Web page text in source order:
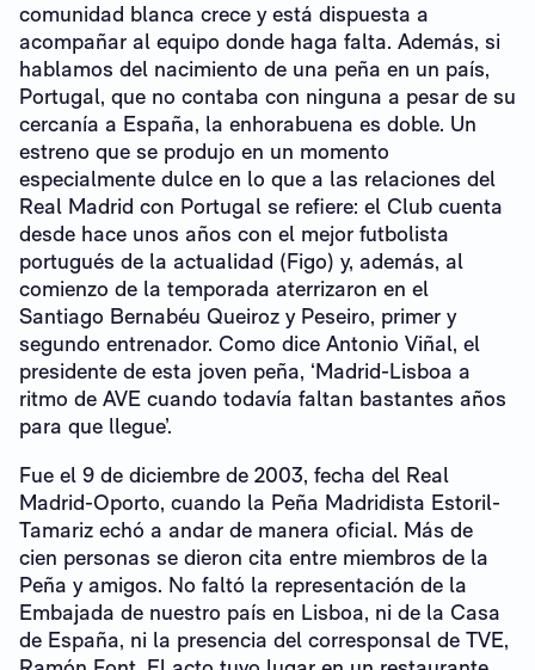
comunidad blanca crece y está dispuesta a
acompañar al equipo donde haga falta. Además, si
hablamos del nacimiento de una peña en un país,
Portugal, que no contaba con ninguna a pesar de su
cercanía a España, la enhorabuena es doble. Un
estreno que se produjo en un momento
especialmente dulce en lo que a las relaciones del
Real Madrid con Portugal se refiere: el Club cuenta
desde hace unos años con el mejor futbolista
portugués de la actualidad (Figo) y, además, al
comienzo de la temporada aterrizaron en el
Santiago Bernabéu Queiroz y Peseiro, primer y
segundo entrenador. Como dice Antonio Viñal, el
presidente de esta joven peña, ‘Madrid-Lisboa a
ritmo de AVE cuando todavía faltan bastantes años
para que llegue’.
Fue el 9 de diciembre de 2003, fecha del Real
Madrid-Oporto, cuando la Peña Madridista Estoril-
Tamariz echó a andar de manera oficial. Más de
cien personas se dieron cita entre miembros de la
Peña y amigos. No faltó la representación de la
Embajada de nuestro país en Lisboa, ni de la Casa
de España, ni la presencia del corresponsal de TVE,